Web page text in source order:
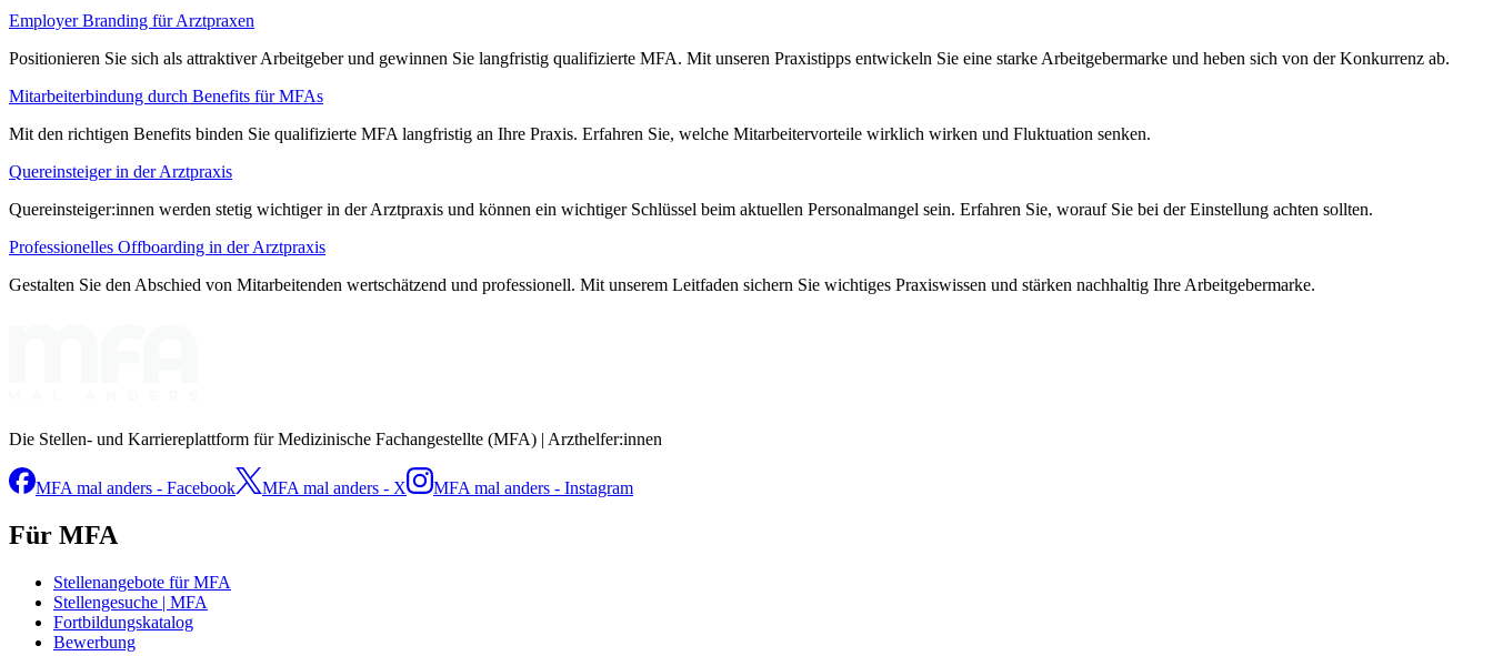
Employer Branding für Arztpraxen
Positionieren Sie sich als attraktiver Arbeitgeber und gewinnen Sie langfristig qualifizierte MFA. Mit unseren Praxistipps entwickeln Sie eine starke Arbeitgebermarke und heben sich von der Konkurrenz ab.
Mitarbeiterbindung durch Benefits für MFAs
Mit den richtigen Benefits binden Sie qualifizierte MFA langfristig an Ihre Praxis. Erfahren Sie, welche Mitarbeitervorteile wirklich wirken und Fluktuation senken.
Quereinsteiger in der Arztpraxis
Quereinsteiger:innen werden stetig wichtiger in der Arztpraxis und können ein wichtiger Schlüssel beim aktuellen Personalmangel sein. Erfahren Sie, worauf Sie bei der Einstellung achten sollten.
Professionelles Offboarding in der Arztpraxis
Gestalten Sie den Abschied von Mitarbeitenden wertschätzend und professionell. Mit unserem Leitfaden sichern Sie wichtiges Praxiswissen und stärken nachhaltig Ihre Arbeitgebermarke.
Die Stellen- und Karriereplattform für Medizinische Fachangestellte (MFA) | Arzthelfer:innen
MFA mal anders - Facebook MFA mal anders - X MFA mal anders - Instagram
Für MFA
Stellenangebote für MFA
Stellengesuche | MFA
Fortbildungskatalog
Bewerbung